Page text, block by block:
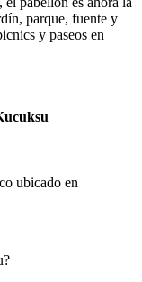
parque, fuente y
y paseos en
ubicado en